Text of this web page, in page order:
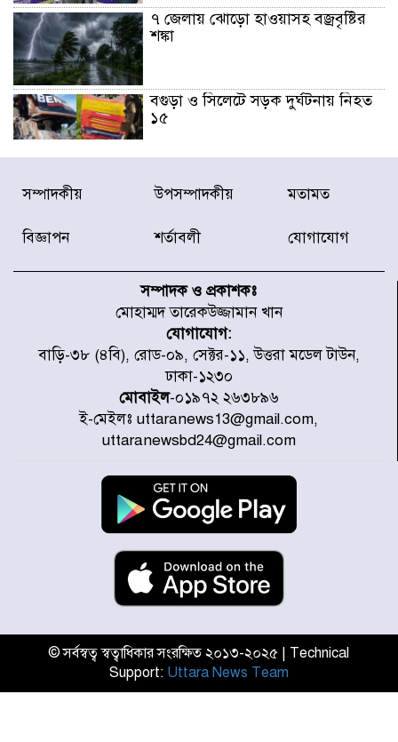
৭ জেলায় ঝোড়ো হাওয়াসহ বজ্রবৃষ্টির
শঙ্কা
বগুড়া ও সিলেটে সড়ক দুর্ঘটনায় নিহত
১৫
জুলাইয়ে দেশজুড়ে ৪৫৮টি সড়ক
দুর্ঘটনায় ৪১৬ জন নিহত হয়েছেন
ফিরিয়ে প্রশংসায় ভাসছেন খিলক্ষেত
থানার ওসি
আজ থেকে উন্মুক্ত ‘জুলাই গণঅভ্যুত্থান
স্মৃতি জাদুঘর
রাজধানীর উত্তরা আঞ্চলিক পাসপোর্ট
অফিসের সামনে দালাল চক্রের ১৩ জন
করেছে র‌্যাব-১
হরমুজ প্রণালি নিয়ে ওমানের সঙ্গে চুক্তি
চূড়ান্ত পর্যায়ে : ইরান
প্রত্যেক অপরাধীর বিচার এ দেশেই
হবে, সে যত শক্তিশালীই হোক না কেন,
প্রতিমন্ত্রী মীর হেলাল
আগামী ৫ দিন বৃষ্টির আভাস
সম্পাদকীয় উপসম্পাদকীয় মতামত
বিজ্ঞাপন শর্তাবলী যোগাযোগ
সম্পাদক ও প্রকাশকঃ
মোহাম্মদ তারেকউজ্জামান খান
যোগাযোগ:
বাড়ি-৩৮ (৪বি), রোড-০৯, সেক্টর-১১, উত্তরা মডেল টাউন,
ঢাকা-১২৩০
মোবাইল-০১৯৭২ ২৬৩৮৯৬
ই-মেইলঃ uttaranews13@gmail.com,
uttaranewsbd24@gmail.com
© সর্বস্বত্ব স্বত্বাধিকার সংরক্ষিত ২০১৩-২০২৫ | Technical
Support: Uttara News Team